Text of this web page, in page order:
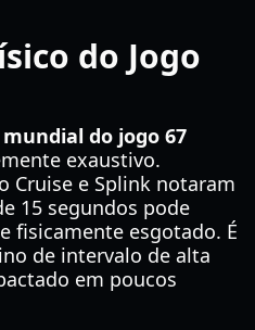
do Jogo
do jogo 67
exaustivo.
Cruise e Splink notaram
15 segundos pode
fisicamente esgotado. É
de intervalo de alta
em poucos